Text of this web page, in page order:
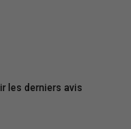
les derniers avis